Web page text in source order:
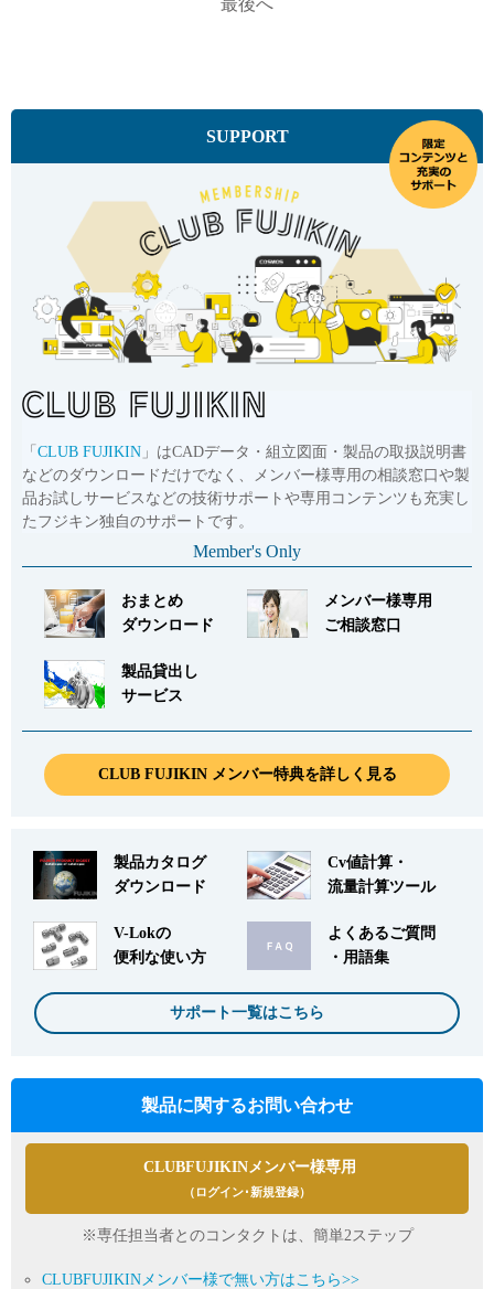
最後へ
SUPPORT
「 CLUB FUJIKIN 」はCADデータ・組立図面・製品の取扱説明書
などのダウンロードだけでなく、メンバー様専用の相談窓口や製
品お試しサービスなどの技術サポートや専用コンテンツも充実し
たフジキン独自のサポートです。
Member's Only
おまとめ
ダウンロード
メンバー様専用
ご相談窓口
製品貸出し
サービス
CLUB FUJIKIN メンバー特典を詳しく見る
製品カタログ
ダウンロード
Cv値計算・
流量計算ツール
V-Lokの
便利な使い方
よくあるご質問
・用語集
サポート一覧はこちら
製品に関するお問い合わせ
CLUBFUJIKINメンバー様専用
（ログイン･新規登録）
※専任担当者とのコンタクトは、簡単2ステップ
CLUBFUJIKINメンバー様で無い方はこちら>>